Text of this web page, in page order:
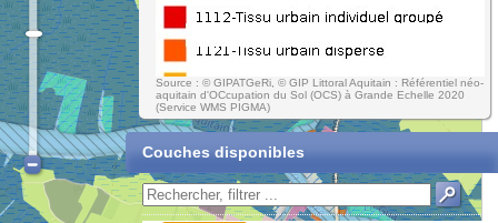
Source : © GIPATGeRi, © GIP Littoral Aquitain : Référentiel néo-
aquitain d'OCcupation du Sol (OCS) à Grande Echelle 2020
(Service WMS PIGMA)
Couches disponibles